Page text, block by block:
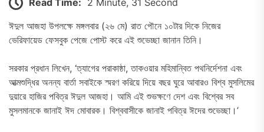
ঈদুল আজহা উপলক্ষে মঙ্গলবার (২৬ মে) রাত পৌনে ১০টার দিকে নিজের
ভেরিফায়েড ফেসবুক পেজে পোস্ট করে এই শুভেচ্ছা জানান তিনি।
সরকার প্রধান লিখেন, ‘ত্যাগের পরাকাষ্ঠা, তাকওয়ার মহিমান্বিত পথনির্দেশনা এবং
আত্মশুদ্ধির অনন্য বার্তা সবাইকে স্মরণ করিয়ে দিয়ে বছর ঘুরে আবারও বিশ্ব মুসলিমের
দুয়ারে হাজির পবিত্র ঈদুল আজহা। আমি এই শুভক্ষণে দেশ এবং বিশ্বের সব
মুসলমানকে জানাই ঈদ মোবারক। বিশ্ববাসীকে জানাই পবিত্র ঈদের শুভেচ্ছা।’